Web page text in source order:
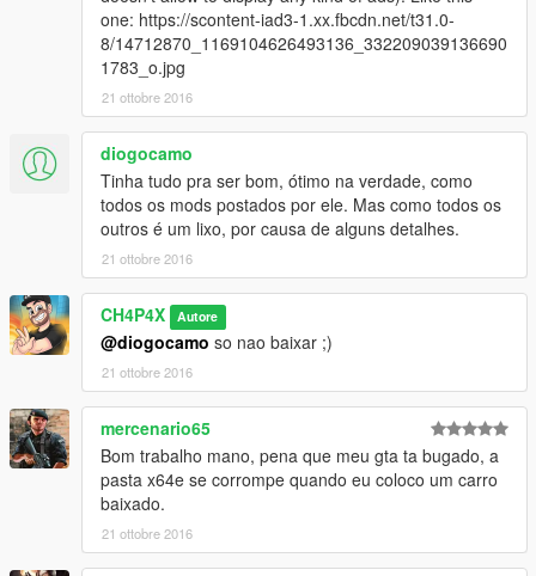
one: https://scontent-iad3-1.xx.fbcdn.net/t31.0-
8/14712870_1169104626493136_332209039136690
1783_o.jpg
21 ottobre 2016
diogocamo
Tinha tudo pra ser bom, ótimo na verdade, como
todos os mods postados por ele. Mas como todos os
outros é um lixo, por causa de alguns detalhes.
21 ottobre 2016
CH4P4X Autore
@diogocamo so nao baixar ;)
21 ottobre 2016
mercenario65
Bom trabalho mano, pena que meu gta ta bugado, a
pasta x64e se corrompe quando eu coloco um carro
baixado.
21 ottobre 2016